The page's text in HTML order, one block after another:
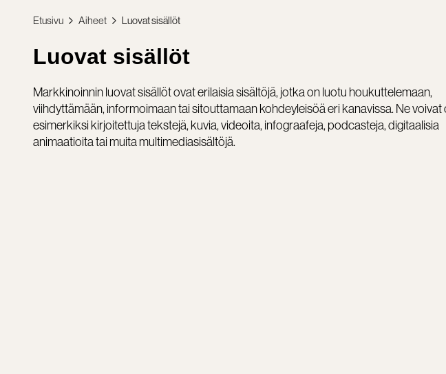
Etusivu Aiheet Luovat sisällöt
Luovat sisällöt
Markkinoinnin luovat sisällöt ovat erilaisia sisältöjä, jotka on luotu houkuttelemaan,
viihdyttämään, informoimaan tai sitouttamaan kohdeyleisöä eri kanavissa. Ne voivat
esimerkiksi kirjoitettuja tekstejä, kuvia, videoita, infograafeja, podcasteja, digitaalisia
animaatioita tai muita multimediasisältöjä.